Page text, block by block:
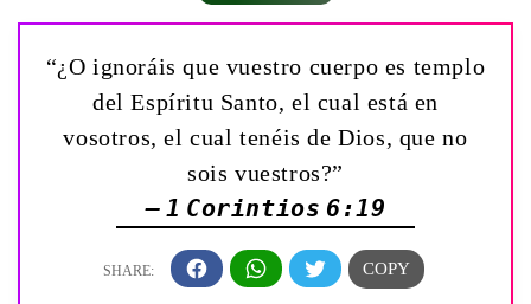
“¿O ignoráis que vuestro cuerpo es templo
del Espíritu Santo, el cual está en
vosotros, el cual tenéis de Dios, que no
sois vuestros?”
— 1 Corintios 6:19